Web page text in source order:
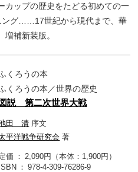
カップの歴史をたどる初めての一
グ……17世紀から現代まで、華
補新装版。
くろうの本
くろうの本／世界の歴史
図説 第二次世界大戦
田 清 序文
平洋戦争研究会 著
価
2,090円（本体：1,900円）
978-4-309-76286-9